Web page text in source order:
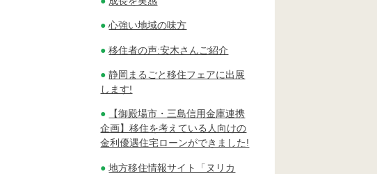
心強い地域の味方
移住者の声:安木さんご紹介
静岡まるごと移住フェアに出展
します!
【御殿場市・三島信用金庫連携
企画】移住を考えている人向けの
金利優遇住宅ローンができました!
地方移住情報サイト「ヌリカ